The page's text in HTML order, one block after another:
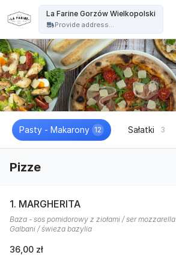
La Farine Gorzów Wielkopolski
Provide address...
Pasty - Makarony 12 Sałatki 3
Pizze
1. MARGHERITA
Baza - sos pomidorowy z ziołami / ser mozzarella
Galbani / świeża bazylia
36,00 zł